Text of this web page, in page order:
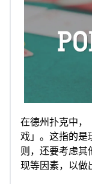
在德州扑克中
戏」。这指的是
则，还要考虑其
现等因素，以做